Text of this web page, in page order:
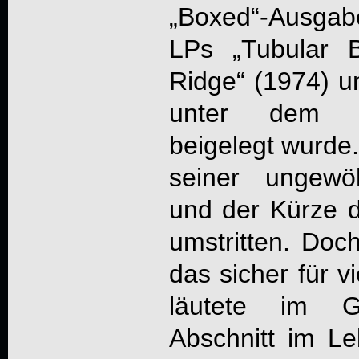
„Boxed“-
LPs „Tubular
Ridge“ (1974)
unter dem
beigelegt
seiner
und der Kürze
umstritten.
das sicher für
läutete im
Abschnitt im